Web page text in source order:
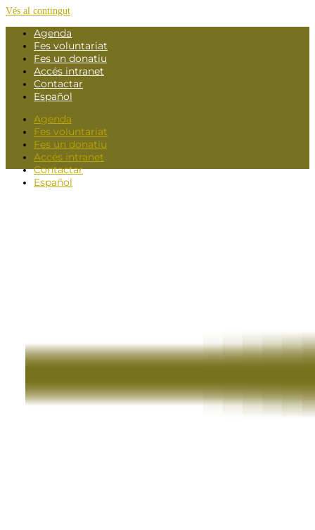
Vés al contingut
Agenda
Fes voluntariat
Fes un donatiu
Accés intranet
Contactar
Español
Agenda
Fes voluntariat
Fes un donatiu
Accés intranet
Contactar
Español